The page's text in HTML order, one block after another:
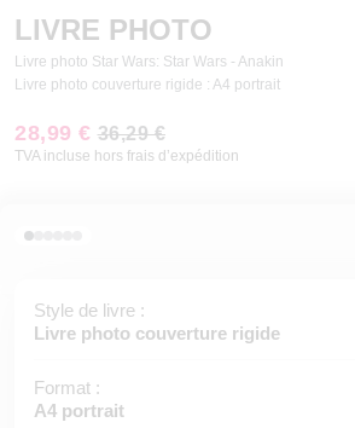
LIVRE PHOTO
Livre photo Star Wars: Star Wars - Anakin
Livre photo couverture rigide : A4 portrait
28,99 € 36,29 €
TVA incluse hors frais d’expédition
Style de livre :
Livre photo couverture rigide
Format :
A4 portrait